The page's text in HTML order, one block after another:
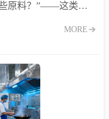
些原料？”——这类问
MORE